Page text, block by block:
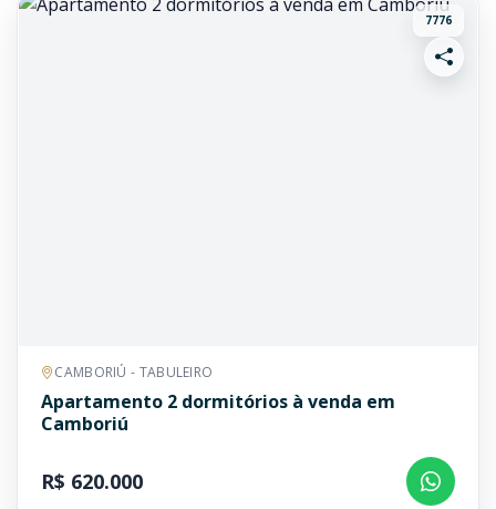
7776
CAMBORIÚ - TABULEIRO
Apartamento 2 dormitórios à venda em
Camboriú
R$ 620.000